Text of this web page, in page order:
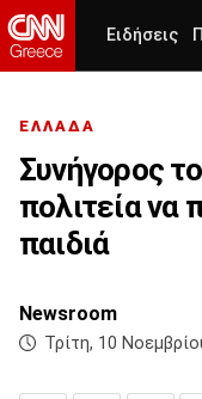
Ειδήσεις
ΕΛΛΑΔΑ
Συνήγορος
πολιτεία να
παιδιά
Newsroom
Τρίτη, 10